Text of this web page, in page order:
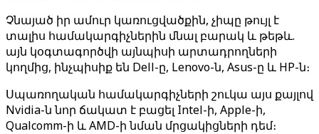
Չնայած իր ամուր կառուցվածքին, չիպը թույլ է
տալիս համակարգիչներին մնալ բարակ և թեթև.
այն կօգտագործվի այնպիսի արտադրողների
կողմից, ինչպիսիք են Dell-ը, Lenovo-ն, Asus-ը և HP-ն։
Սպառողական համակարգիչների շուկա այս քայլով
Nvidia-ն նոր ճակատ է բացել Intel-ի, Apple-ի,
Qualcomm-ի և AMD-ի նման մրցակիցների դեմ։